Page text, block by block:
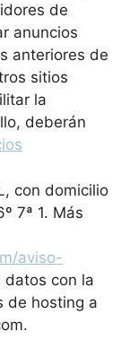
de
anuncios
anteriores de
sitios
la
deberán
con domicilio
7ª 1. Más
aviso-
datos con la
de hosting a